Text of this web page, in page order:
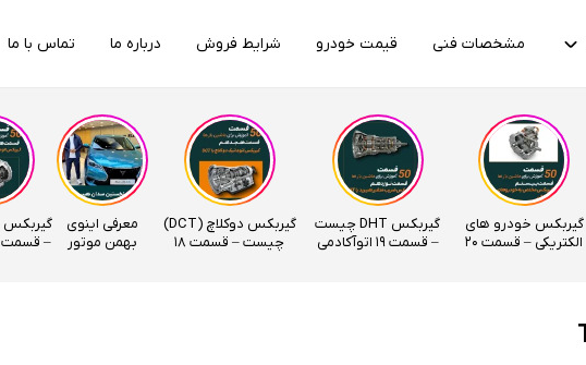
مشخصات فنی قیمت خودرو شرایط فروش درباره ما تماس با ما
گیربکس خودرو های
الکتریکی – قسمت 20
گیربکس DHT چیست
– قسمت 19 اتوآکادمی
گیربکس دوکلاچ (DCT)
چیست – قسمت 18
معرفی اینوی
بهمن موتور
– قسمت 17 اتوآکادمی